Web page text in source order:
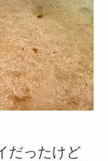
だったけど